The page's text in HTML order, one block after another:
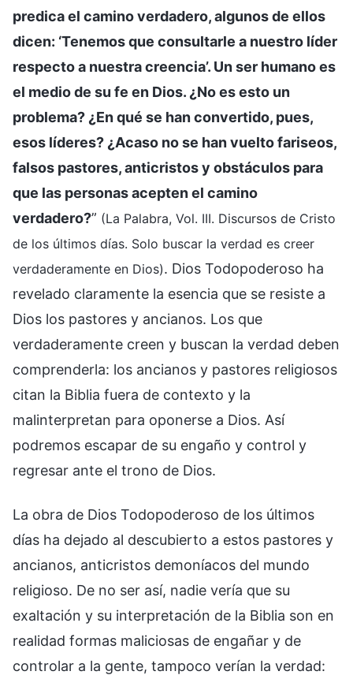
predica el camino verdadero, algunos de ellos
dicen: ‘Tenemos que consultarle a nuestro líder
respecto a nuestra creencia’. Un ser humano es
el medio de su fe en Dios. ¿No es esto un
problema? ¿En qué se han convertido, pues,
esos líderes? ¿Acaso no se han vuelto fariseos,
falsos pastores, anticristos y obstáculos para
que las personas acepten el camino
verdadero?” (La Palabra, Vol. III. Discursos de Cristo
de los últimos días. Solo buscar la verdad es creer
verdaderamente en Dios). Dios Todopoderoso ha
revelado claramente la esencia que se resiste a
Dios los pastores y ancianos. Los que
verdaderamente creen y buscan la verdad deben
comprenderla: los ancianos y pastores religiosos
citan la Biblia fuera de contexto y la
malinterpretan para oponerse a Dios. Así
podremos escapar de su engaño y control y
regresar ante el trono de Dios.
La obra de Dios Todopoderoso de los últimos
días ha dejado al descubierto a estos pastores y
ancianos, anticristos demoníacos del mundo
religioso. De no ser así, nadie vería que su
exaltación y su interpretación de la Biblia son en
realidad formas maliciosas de engañar y de
controlar a la gente, tampoco verían la verdad: